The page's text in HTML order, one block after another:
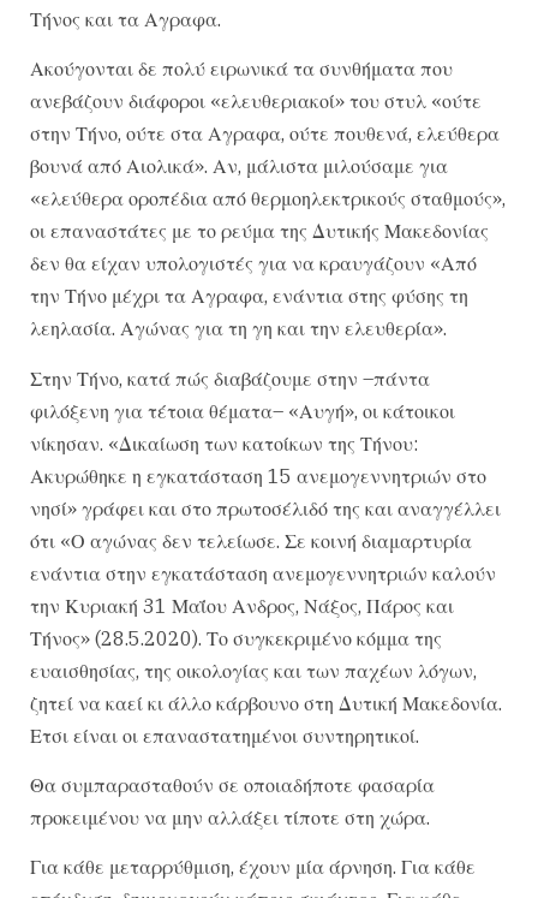
Τήνος και τα Αγραφα.
Ακούγονται δε πολύ ειρωνικά τα συνθήματα που
ανεβάζουν διάφοροι «ελευθεριακοί» του στυλ «ούτε
στην Τήνο, ούτε στα Αγραφα, ούτε πουθενά, ελεύθερα
βουνά από Αιολικά». Αν, μάλιστα μιλούσαμε για
«ελεύθερα οροπέδια από θερμοηλεκτρικούς σταθμούς»,
οι επαναστάτες με το ρεύμα της Δυτικής Μακεδονίας
δεν θα είχαν υπολογιστές για να κραυγάζουν «Από
την Τήνο μέχρι τα Αγραφα, ενάντια στης φύσης τη
λεηλασία. Αγώνας για τη γη και την ελευθερία».
Στην Τήνο, κατά πώς διαβάζουμε στην –πάντα
φιλόξενη για τέτοια θέματα– «Αυγή», οι κάτοικοι
νίκησαν. «Δικαίωση των κατοίκων της Τήνου:
Ακυρώθηκε η εγκατάσταση 15 ανεμογεννητριών στο
νησί» γράφει και στο πρωτοσέλιδό της και αναγγέλλει
ότι «Ο αγώνας δεν τελείωσε. Σε κοινή διαμαρτυρία
ενάντια στην εγκατάσταση ανεμογεννητριών καλούν
την Κυριακή 31 Μαΐου Ανδρος, Νάξος, Πάρος και
Τήνος» (28.5.2020). Το συγκεκριμένο κόμμα της
ευαισθησίας, της οικολογίας και των παχέων λόγων,
ζητεί να καεί κι άλλο κάρβουνο στη Δυτική Μακεδονία.
Ετσι είναι οι επαναστατημένοι συντηρητικοί.
Θα συμπαρασταθούν σε οποιαδήποτε φασαρία
προκειμένου να μην αλλάξει τίποτε στη χώρα.
Για κάθε μεταρρύθμιση, έχουν μία άρνηση. Για κάθε